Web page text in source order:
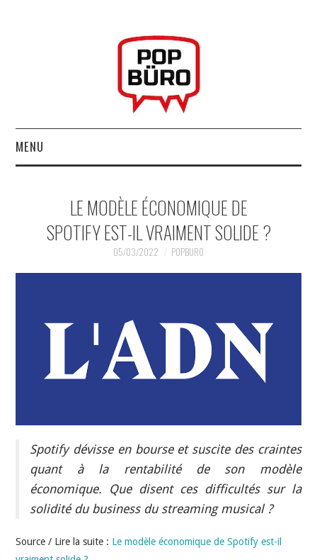
MENU
MUSIQUESACTUELLES.NET
GABBA GABBA HEY !
INDÉPENDANTS
LE MODÈLE ÉCONOMIQUE DE
SPOTIFY EST-IL VRAIMENT SOLIDE ?
05/03/2022 POPBURO
Spotify dévisse en bourse et suscite des craintes
quant à la rentabilité de son modèle
économique. Que disent ces difficultés sur la
solidité du business du streaming musical ?
Source / Lire la suite : Le modèle économique de Spotify est-il